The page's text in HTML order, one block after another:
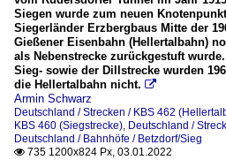
Siegen wurde zum neuen
Siegerländer Erzbergbaus Mitte der
Gießener Eisenbahn (Hellertalbahn)
als Nebenstrecke zurückgestuft
Sieg- sowie der Dillstrecke wurden
die Hellertalbahn nicht. 
Armin Schwarz
Deutschland / Strecken / KBS 462
KBS 460 (Siegstrecke), Deutschland /
Deutschland / Bahnhöfe / Betzdorf/Sieg
 735 1200x824 Px, 03.01.2022